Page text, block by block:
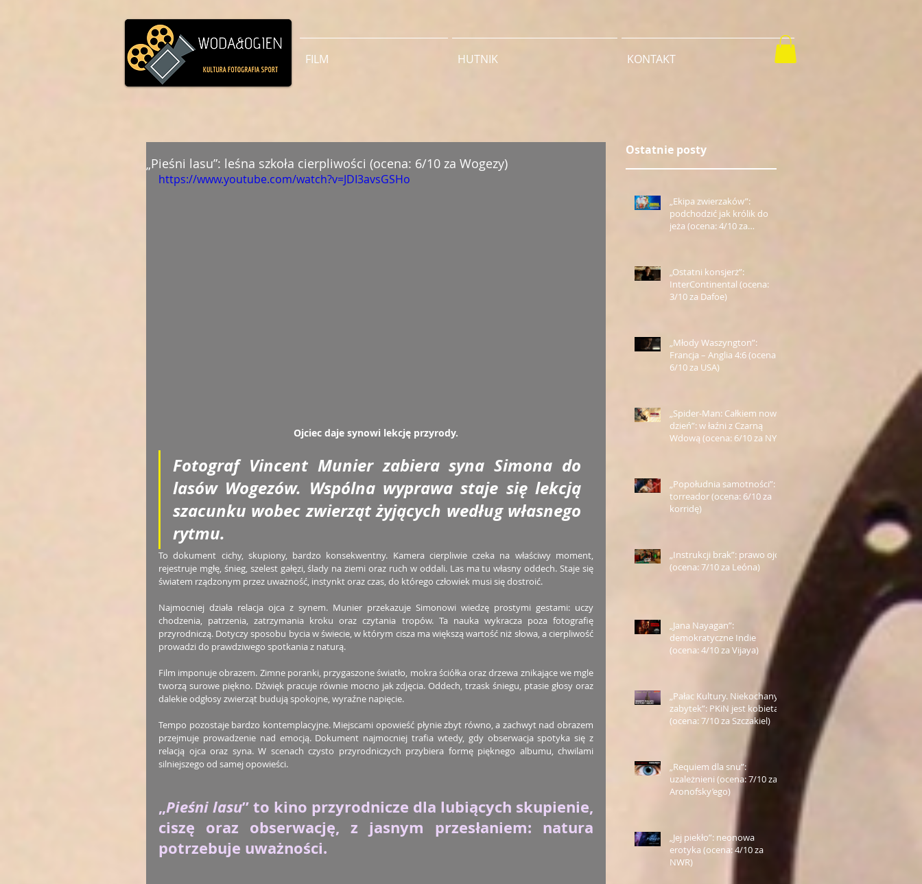
FILM HUTNIK KONTAKT
„Pieśni lasu”: leśna szkoła cierpliwości (ocena: 6/10 za Wogezy)
https://www.youtube.com/watch?v=JDI3avsGSHo
Ojciec daje synowi lekcję przyrody.
Fotograf Vincent Munier zabiera syna Simona do
lasów Wogezów. Wspólna wyprawa staje się lekcją
szacunku wobec zwierząt żyjących według własnego
rytmu.
To dokument cichy, skupiony, bardzo konsekwentny. Kamera cierpliwie czeka na właściwy moment,
rejestruje mgłę, śnieg, szelest gałęzi, ślady na ziemi oraz ruch w oddali. Las ma tu własny oddech. Staje się
światem rządzonym przez uważność, instynkt oraz czas, do którego człowiek musi się dostroić.
Najmocniej działa relacja ojca z synem. Munier przekazuje Simonowi wiedzę prostymi gestami: uczy
chodzenia, patrzenia, zatrzymania kroku oraz czytania tropów. Ta nauka wykracza poza fotografię
przyrodniczą. Dotyczy sposobu bycia w świecie, w którym cisza ma większą wartość niż słowa, a cierpliwość
prowadzi do prawdziwego spotkania z naturą.
Film imponuje obrazem. Zimne poranki, przygaszone światło, mokra ściółka oraz drzewa znikające we mgle
tworzą surowe piękno. Dźwięk pracuje równie mocno jak zdjęcia. Oddech, trzask śniegu, ptasie głosy oraz
dalekie odgłosy zwierząt budują spokojne, wyraźne napięcie.
Tempo pozostaje bardzo kontemplacyjne. Miejscami opowieść płynie zbyt równo, a zachwyt nad obrazem
przejmuje prowadzenie nad emocją. Dokument najmocniej trafia wtedy, gdy obserwacja spotyka się z
relacją ojca oraz syna. W scenach czysto przyrodniczych przybiera formę pięknego albumu, chwilami
silniejszego od samej opowieści.
„Pieśni lasu” to kino przyrodnicze dla lubiących skupienie,
ciszę oraz obserwację, z jasnym przesłaniem: natura
potrzebuje uważności.
Ostatnie posty
„Ekipa zwierzaków”:
podchodzić jak królik do
jeża (ocena: 4/10 za
„Ostatni konsjerż”:
InterContinental (ocena:
3/10 za Dafoe)
„Młody Waszyngton”:
Francja – Anglia 4:6 (ocena:
6/10 za USA)
„Spider-Man: Całkiem nowy
dzień”: w łaźni z Czarną
Wdową (ocena: 6/10 za NY)
„Popołudnia samotności”:
torreador (ocena: 6/10 za
korridę)
„Instrukcji brak”: prawo ojca
(ocena: 7/10 za Leóna)
„Jana Nayagan”:
demokratyczne Indie
(ocena: 4/10 za Vijaya)
„Pałac Kultury. Niekochany
zabytek”: PKiN jest kobietą
(ocena: 7/10 za Szczakiel)
„Requiem dla snu”:
uzależnieni (ocena: 7/10 za
Aronofsky’ego)
„Jej piekło”: neonowa
erotyka (ocena: 4/10 za
NWR)